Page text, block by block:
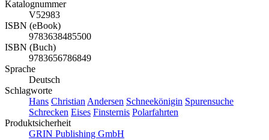
Katalognummer
V52983
ISBN (eBook)
9783638485500
ISBN (Buch)
9783656786849
Sprache
Deutsch
Schlagworte
Hans Christian Andersen Schneekönigin Spurensuche
Schrecken Eises Finsternis Polarfahrten
Produktsicherheit
GRIN Publishing GmbH